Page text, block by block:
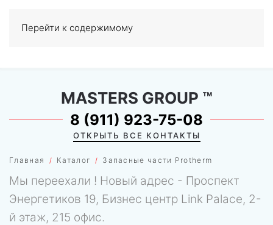
Перейти к содержимому
0
Главная Каталог Запасные части Protherm
MASTERS GROUP ™
8 (911) 923-75-08
ОТКРЫТЬ ВСЕ КОНТАКТЫ
Мы переехали ! Новый адрес - Проспект
Энергетиков 19, Бизнес центр Link Palace, 2-
й этаж, 215 офис.